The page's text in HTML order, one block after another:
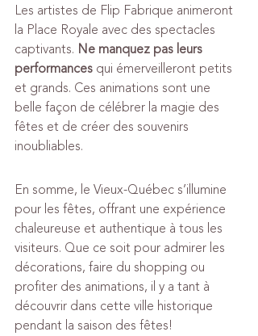
Les artistes de Flip Fabrique animeront
la Place Royale avec des spectacles
captivants. Ne manquez pas leurs
performances qui émerveilleront petits
et grands. Ces animations sont une
belle façon de célébrer la magie des
fêtes et de créer des souvenirs
inoubliables.
En somme, le Vieux-Québec s’illumine
pour les fêtes, offrant une expérience
chaleureuse et authentique à tous les
visiteurs. Que ce soit pour admirer les
décorations, faire du shopping ou
profiter des animations, il y a tant à
découvrir dans cette ville historique
pendant la saison des fêtes!